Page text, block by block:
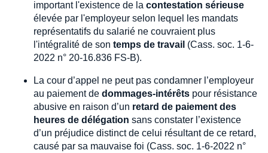
important l'existence de la contestation sérieuse
élevée par l'employeur selon lequel les mandats
représentatifs du salarié ne couvraient plus
l'intégralité de son temps de travail (Cass. soc. 1-6-
2022 n° 20-16.836 FS-B).
La cour d’appel ne peut pas condamner l’employeur
au paiement de dommages-intérêts pour résistance
abusive en raison d’un retard de paiement des
heures de délégation sans constater l’existence
d’un préjudice distinct de celui résultant de ce retard,
causé par sa mauvaise foi (Cass. soc. 1-6-2022 n°